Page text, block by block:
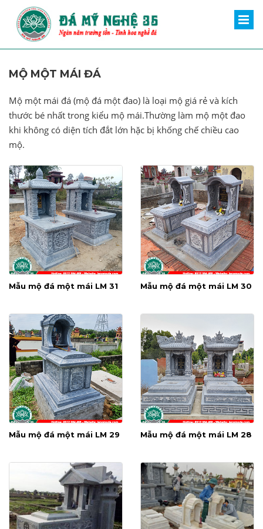
MỘ MỘT MÁI ĐÁ
Mộ một mái đá (mộ đá một đao) là loại mộ giá rẻ và kích
thước bé nhất trong kiểu mộ mái.Thường làm mộ một đao
khi không có diện tích đắt lớn hặc bị khống chế chiều cao
mộ.
Mẫu mộ đá một mái LM 31 Mẫu mộ đá một mái LM 30
Mẫu mộ đá một mái LM 29 Mẫu mộ đá một mái LM 28